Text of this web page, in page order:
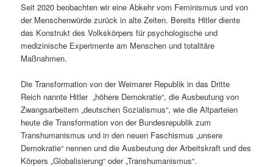
Seit 2020 beobachten wir eine Abkehr vom Feminismus und von
der Menschenwürde zurück in alte Zeiten. Bereits Hitler diente
das Konstrukt des Volkskörpers für psychologische und
medizinische Experimente am Menschen und totalitäre
Maßnahmen.
Die Transformation von der Weimarer Republik in das Dritte
Reich nannte Hitler „höhere Demokratie“, die Ausbeutung von
Zwangsarbeitern „deutschen Sozialismus“, wie die Altparteien
heute die Transformation von der Bundesrepublik zum
Transhumanismus und in den neuen Faschismus „unsere
Demokratie“ nennen und die Ausbeutung der Arbeitskraft und des
Körpers „Globalisierung“ oder „Transhumanismus“.